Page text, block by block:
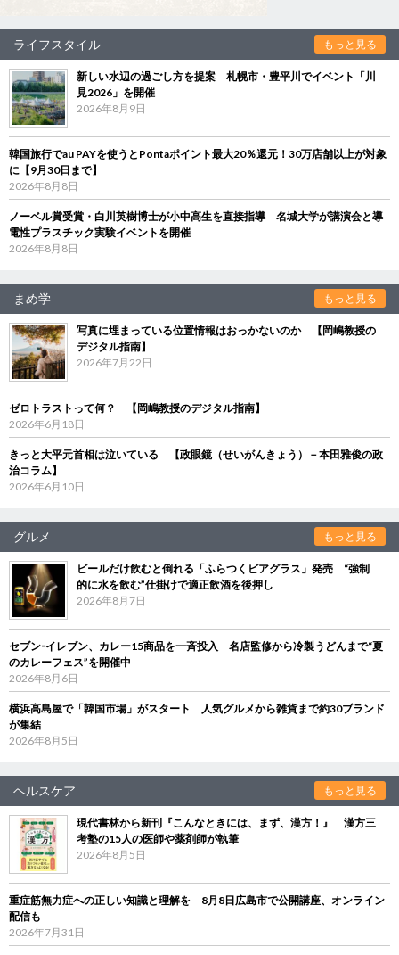
ライフスタイル もっと見る
新しい水辺の過ごし方を提案 札幌市・豊平川でイベント「川
見2026」を開催
2026年8月9日
韓国旅行でau PAYを使うとPontaポイント最大20％還元！30万店舗以上が対象
に【9月30日まで】
2026年8月8日
ノーベル賞受賞・白川英樹博士が小中高生を直接指導 名城大学が講演会と導
電性プラスチック実験イベントを開催
2026年8月8日
まめ学 もっと見る
写真に埋まっている位置情報はおっかないのか 【岡嶋教授の
デジタル指南】
2026年7月22日
ゼロトラストって何？ 【岡嶋教授のデジタル指南】
2026年6月18日
きっと大平元首相は泣いている 【政眼鏡（せいがんきょう）－本田雅俊の政
治コラム】
2026年6月10日
グルメ もっと見る
ビールだけ飲むと倒れる「ふらつくビアグラス」発売 “強制
的に水を飲む”仕掛けで適正飲酒を後押し
2026年8月7日
セブン‐イレブン、カレー15商品を一斉投入 名店監修から冷製うどんまで“夏
のカレーフェス”を開催中
2026年8月6日
横浜高島屋で「韓国市場」がスタート 人気グルメから雑貨まで約30ブランド
が集結
2026年8月5日
ヘルスケア もっと見る
現代書林から新刊『こんなときには、まず、漢方！』 漢方三
考塾の15人の医師や薬剤師が執筆
2026年8月5日
重症筋無力症への正しい知識と理解を 8月8日広島市で公開講座、オンライン
配信も
2026年7月31日